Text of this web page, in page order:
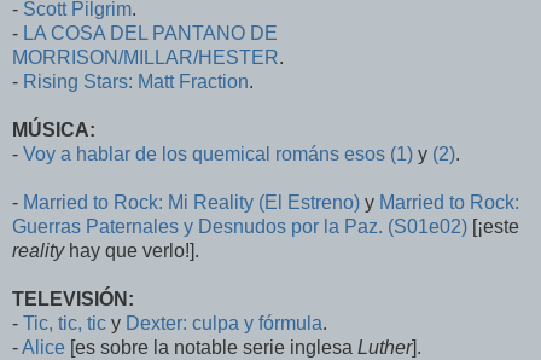
- Scott Pilgrim.
- LA COSA DEL PANTANO DE
MORRISON/MILLAR/HESTER.
- Rising Stars: Matt Fraction.
MÚSICA:
- Voy a hablar de los quemical románs esos (1) y (2).
- Married to Rock: Mi Reality (El Estreno) y Married to Rock:
Guerras Paternales y Desnudos por la Paz. (S01e02) [¡este
realityhay que verlo!].
TELEVISIÓN:
- Tic, tic, tic y Dexter: culpa y fórmula.
-Alice [es sobre la notable serie inglesa Luther].